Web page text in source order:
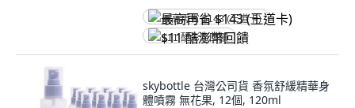
最高再省 $143 (王道卡)
$11 酷澎幣回饋
skybottle 台灣公司貨 香氛舒緩精華身
體噴霧 無花果, 12個, 120ml